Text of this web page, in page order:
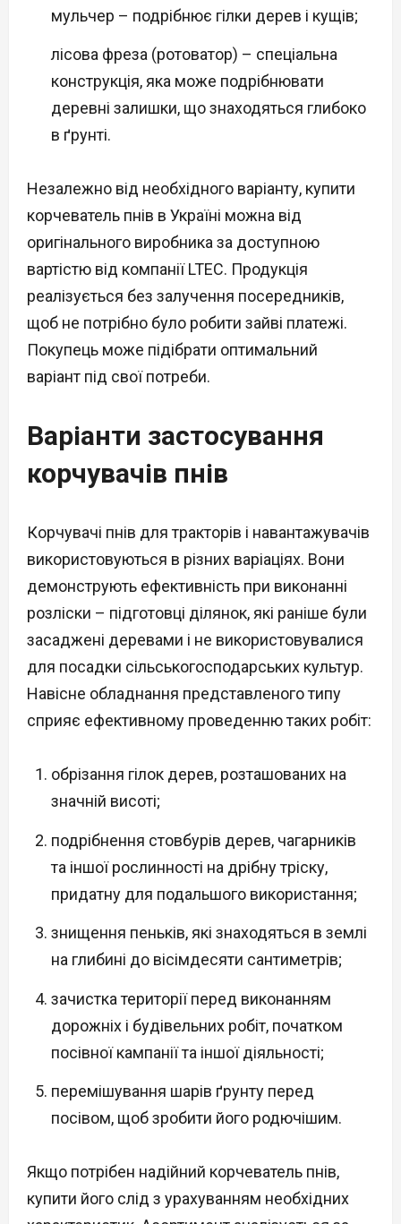
мульчер – подрібнює гілки дерев і кущів;
лісова фреза (ротоватор) – спеціальна
конструкція, яка може подрібнювати
деревні залишки, що знаходяться глибоко
в ґрунті.
Незалежно від необхідного варіанту, купити
корчеватель пнів в Україні можна від
оригінального виробника за доступною
вартістю від компанії LTEC. Продукція
реалізується без залучення посередників,
щоб не потрібно було робити зайві платежі.
Покупець може підібрати оптимальний
варіант під свої потреби.
Варіанти застосування
корчувачів пнів
Корчувачі пнів для тракторів і навантажувачів
використовуються в різних варіаціях. Вони
демонструють ефективність при виконанні
розліски – підготовці ділянок, які раніше були
засаджені деревами і не використовувалися
для посадки сільськогосподарських культур.
Навісне обладнання представленого типу
сприяє ефективному проведенню таких робіт:
обрізання гілок дерев, розташованих на
значній висоті;
подрібнення стовбурів дерев, чагарників
та іншої рослинності на дрібну тріску,
придатну для подальшого використання;
знищення пеньків, які знаходяться в землі
на глибині до вісімдесяти сантиметрів;
зачистка території перед виконанням
дорожніх і будівельних робіт, початком
посівної кампанії та іншої діяльності;
перемішування шарів ґрунту перед
посівом, щоб зробити його родючішим.
Якщо потрібен надійний корчеватель пнів,
купити його слід з урахуванням необхідних